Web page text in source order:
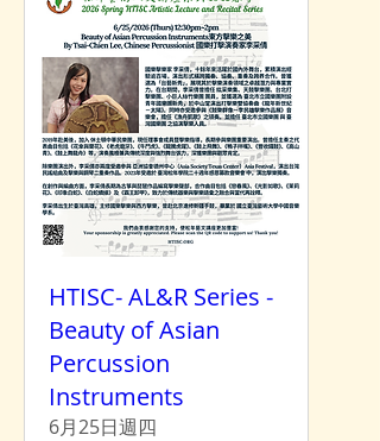
HTISC- AL&R Series -
Beauty of Asian
Percussion
Instruments
6月25日週四